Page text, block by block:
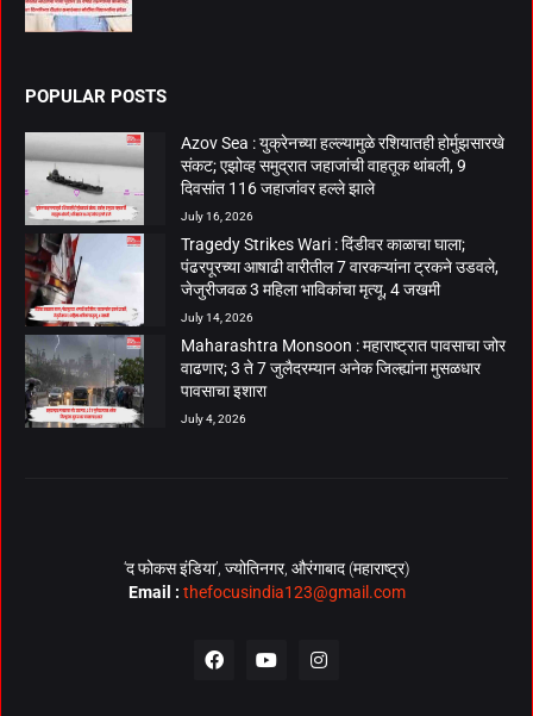
POPULAR POSTS
Azov Sea : युक्रेनच्या हल्ल्यामुळे रशियातही होर्मुझसारखे
संकट; एझोव्ह समुद्रात जहाजांची वाहतूक थांबली, 9
दिवसांत 116 जहाजांवर हल्ले झाले
July 16, 2026
Tragedy Strikes Wari : दिंडीवर काळाचा घाला;
पंढरपूरच्या आषाढी वारीतील 7 वारकऱ्यांना ट्रकने उडवले,
जेजुरीजवळ 3 महिला भाविकांचा मृत्यू, 4 जखमी
July 14, 2026
Maharashtra Monsoon : महाराष्ट्रात पावसाचा जोर
वाढणार; 3 ते 7 जुलैदरम्यान अनेक जिल्ह्यांना मुसळधार
पावसाचा इशारा
July 4, 2026
‘द फोकस इंडिया’, ज्योतिनगर, औरंगाबाद (महाराष्ट्र)
Email : thefocusindia123@gmail.com